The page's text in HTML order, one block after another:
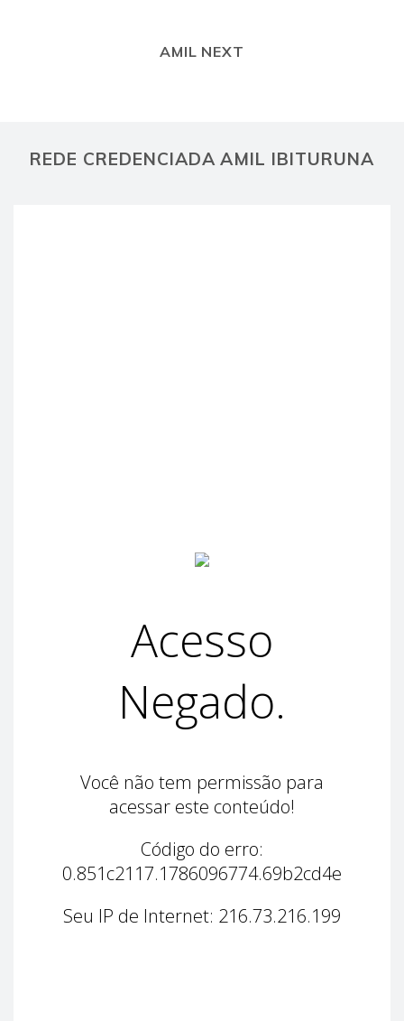
AMIL NEXT
REDE CREDENCIADA AMIL IBITURUNA